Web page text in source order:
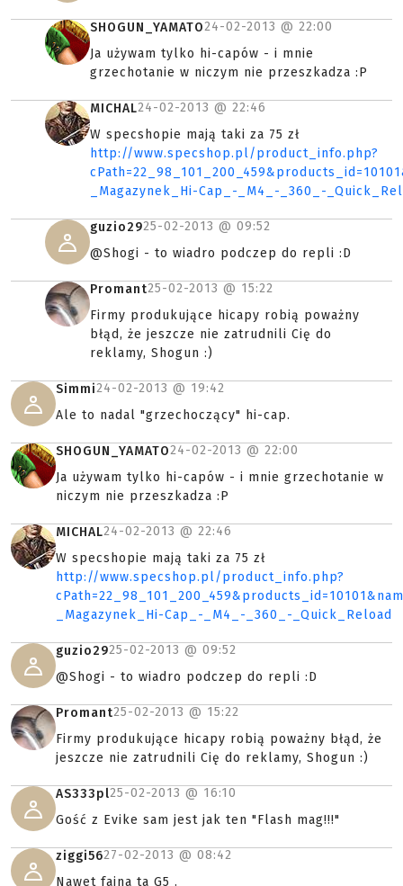
SHOGUN_YAMATO24-02-2013 @ 22:00
Ja używam tylko hi-capów - i mnie
grzechotanie w niczym nie przeszkadza :P
MICHAL24-02-2013 @ 22:46
W specshopie mają taki za 75 zł
http://www.specshop.pl/product_info.php?
_Magazynek_Hi-Cap_-_M4_-_360_-
guzio2925-02-2013 @ 09:52
@Shogi - to wiadro podczep do repli :D
Promant25-02-2013 @ 15:22
Firmy produkujące hicapy robią poważny
błąd, że jeszcze nie zatrudnili Cię do
reklamy, Shogun :)
Simmi24-02-2013 @ 19:42
Ale to nadal "grzechoczący" hi-cap.
SHOGUN_YAMATO24-02-2013 @ 22:00
Ja używam tylko hi-capów - i mnie grzechotanie w
niczym nie przeszkadza :P
MICHAL24-02-2013 @ 22:46
W specshopie mają taki za 75 zł
http://www.specshop.pl/product_info.php?
_Magazynek_Hi-Cap_-_M4_-_360_-_Quick_Reload
guzio2925-02-2013 @ 09:52
@Shogi - to wiadro podczep do repli :D
Promant25-02-2013 @ 15:22
Firmy produkujące hicapy robią poważny błąd, że
jeszcze nie zatrudnili Cię do reklamy, Shogun :)
AS333pl25-02-2013 @ 16:10
Gość z Evike sam jest jak ten "Flash mag!!!"
ziggi5627-02-2013 @ 08:42
Nawet fajna ta G5 .